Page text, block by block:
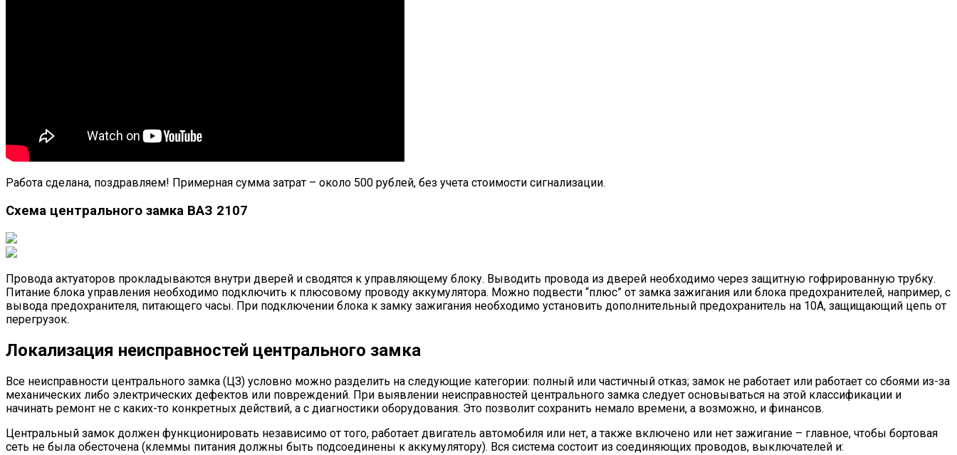
Работа сделана, поздравляем! Примерная сумма затрат – около 500 рублей, без учета стоимости сигнализации.
Схема центрального замка ВАЗ 2107
Провода актуаторов прокладываются внутри дверей и сводятся к управляющему блоку. Выводить провода из дверей необходимо через защитную гофрированную трубку.
Питание блока управления необходимо подключить к плюсовому проводу аккумулятора. Можно подвести “плюс” от замка зажигания или блока предохранителей, например, с
вывода предохранителя, питающего часы. При подключении блока к замку зажигания необходимо установить дополнительный предохранитель на 10А, защищающий цепь от
перегрузок.
Локализация неисправностей центрального замка
Все неисправности центрального замка (ЦЗ) условно можно разделить на следующие категории: полный или частичный отказ; замок не работает или работает со сбоями из-за
механических либо электрических дефектов или повреждений. При выявлении неисправностей центрального замка следует основываться на этой классификации и
начинать ремонт не с каких-то конкретных действий, а с диагностики оборудования. Это позволит сохранить немало времени, а возможно, и финансов.
Центральный замок должен функционировать независимо от того, работает двигатель автомобиля или нет, а также включено или нет зажигание – главное, чтобы бортовая
сеть не была обесточена (клеммы питания должны быть подсоединены к аккумулятору). Вся система состоит из соединяющих проводов, выключателей и: